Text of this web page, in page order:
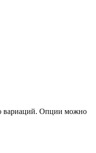
вариаций. Опции можно